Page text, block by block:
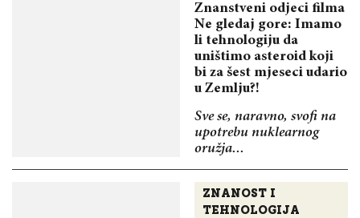
Znanstveni odjeci filma
Ne gledaj gore: Imamo
li tehnologiju da
uništimo asteroid koji
bi za šest mjeseci udario
u Zemlju?!
Sve se, naravno, svofi na
upotrebu nuklearnog
oružja...
ZNANOST I
TEHNOLOGIJA